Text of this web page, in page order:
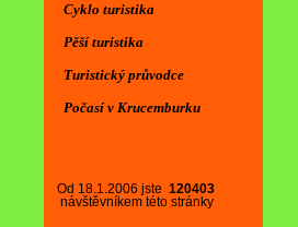
Od 18.1.2006 jste 120403
návštěvníkem této stránky
Cyklo turistika
Pěší turistika
Turistický průvodce
Počasí v Krucemburku